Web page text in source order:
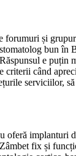
forumuri și
bun în
e puțin
criterii când
serviciilor,
oferă implanturi
fix și